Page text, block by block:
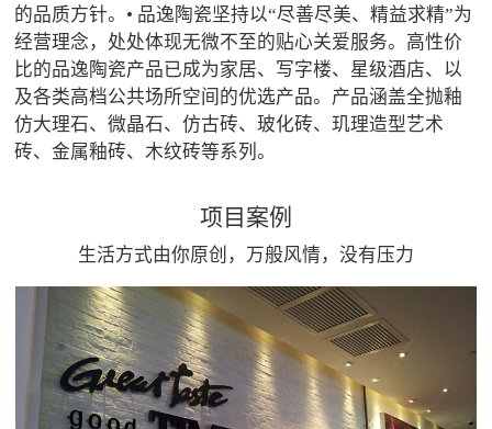
的品质方针。• 品逸陶瓷坚持以“尽善尽美、精益求精”为
经营理念，处处体现无微不至的贴心关爱服务。高性价
比的品逸陶瓷产品已成为家居、写字楼、星级酒店、以
及各类高档公共场所空间的优选产品。产品涵盖全抛釉
仿大理石、微晶石、仿古砖、玻化砖、玑理造型艺术
砖、金属釉砖、木纹砖等系列。
项目案例
生活方式由你原创，万般风情，没有压力